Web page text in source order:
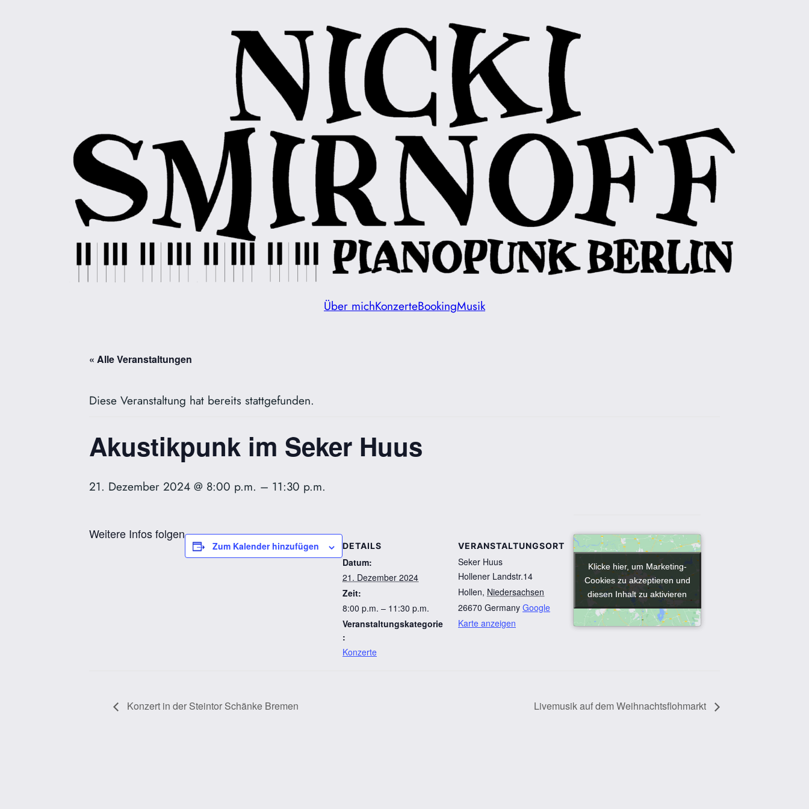
Über michKonzerteBookingMusik
« Alle Veranstaltungen
Diese Veranstaltung hat bereits stattgefunden.
Akustikpunk im Seker Huus
21. Dezember 2024 @ 8:00 p.m. – 11:30 p.m.
Weitere Infos folgen
Zum Kalender hinzufügen DETAILS
Datum:
21. Dezember 2024
Zeit:
8:00 p.m. – 11:30 p.m.
Veranstaltungskategorie
:
Konzerte
VERANSTALTUNGSORT
Seker Huus
Hollener Landstr.14
Hollen, Niedersachsen
26670 Germany Google
Karte anzeigen
Klicke hier, um Marketing-
Cookies zu akzeptieren und
diesen Inhalt zu aktivieren
Klicke hier, um Marketing-
Cookies zu akzeptieren und
diesen Inhalt zu aktivieren
Konzert in der Steintor Schänke Bremen Livemusik auf dem Weihnachtsflohmarkt